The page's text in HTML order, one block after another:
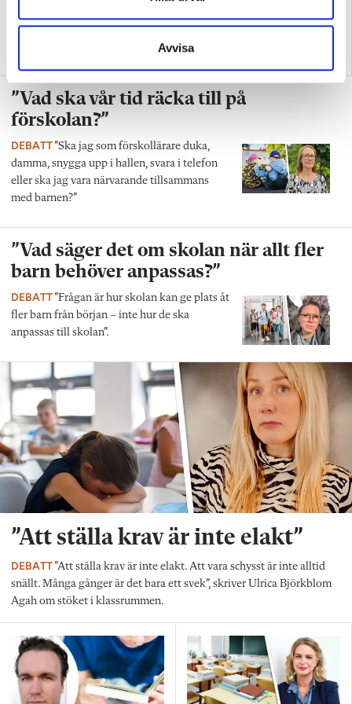
Avvisa”Hur skolan fungerar blir
tydligt i trappan”
”Vad ska vår tid räcka till på
förskolan?”
DEBATT”Ska jag som förskollärare duka,
damma, snygga upp i hallen, svara i telefon
eller ska jag vara närvarande tillsammans
med barnen?”
”Vad säger det om skolan när allt fler
barn behöver anpassas?”
DEBATT”Frågan är hur skolan kan ge plats åt
fler barn från början – inte hur de ska
anpassas till skolan”.
”Att ställa krav är inte elakt”
DEBATT”Att ställa krav är inte elakt. Att vara schysst är inte alltid
snällt. Många gånger är det bara ett svek”, skriver Ulrica Björkblom
Agah om stöket i klassrummen.